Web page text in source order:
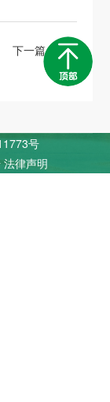
下一篇
号
法律声明